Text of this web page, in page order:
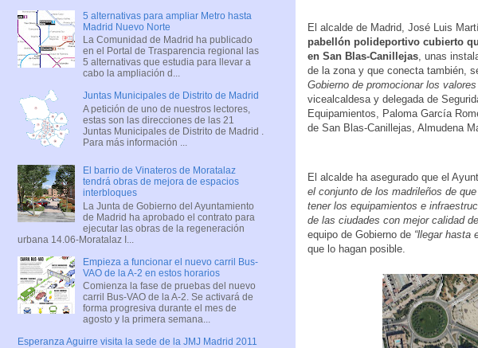
El alcalde de Madrid, José Luis
pabellón polideportivo cubierto
en San Blas-Canillejas , unas
de la zona y que conecta también,
Gobierno de promocionar los valores
vicealcaldesa y delegada de
Equipamientos, Paloma García
de San Blas-Canillejas, Almudena
El alcalde ha asegurado que el
el conjunto de los madrileños de
tener los equipamientos e
de las ciudades con mejor calidad
equipo de Gobierno de “llegar hasta
que lo hagan posible.
5 alternativas para ampliar Metro hasta
Madrid Nuevo Norte
La Comunidad de Madrid ha publicado
en el Portal de Trasparencia regional las
5 alternativas que estudia para llevar a
cabo la ampliación d...
Juntas Municipales de Distrito de Madrid
A petición de uno de nuestros lectores,
estas son las direcciones de las 21
Juntas Municipales de Distrito de Madrid .
Para más información ...
El barrio de Vinateros de Moratalaz
tendrá obras de mejora de espacios
interbloques
La Junta de Gobierno del Ayuntamiento
de Madrid ha aprobado el contrato para
ejecutar las obras de la regeneración
urbana 14.06-Moratalaz I...
Empieza a funcionar el nuevo carril Bus-
VAO de la A-2 en estos horarios
Comienza la fase de pruebas del nuevo
carril Bus-VAO de la A-2. Se activará de
forma progresiva durante el mes de
agosto y la primera semana...
Esperanza Aguirre visita la sede de la JMJ Madrid 2011